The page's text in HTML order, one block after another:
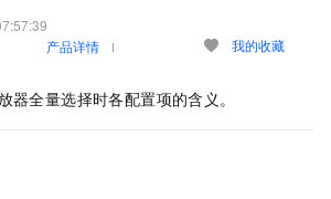
产品详情 我的收藏
器全量选择时各配置项的含义。